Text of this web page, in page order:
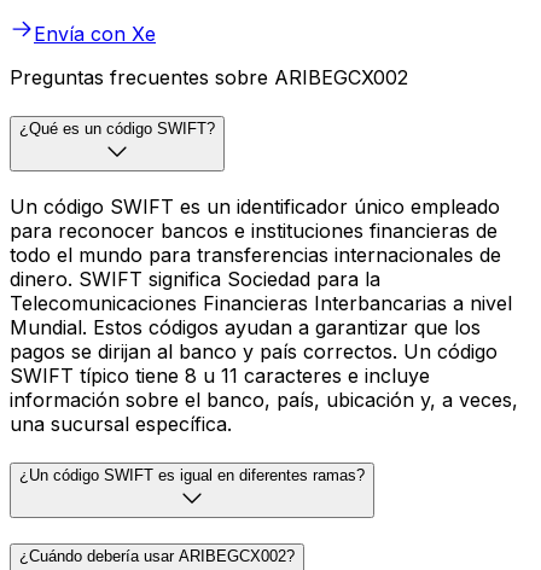
Envía con Xe
Preguntas frecuentes sobre ARIBEGCX002
¿Qué es un código SWIFT?
Un código SWIFT es un identificador único empleado
para reconocer bancos e instituciones financieras de
todo el mundo para transferencias internacionales de
dinero. SWIFT significa Sociedad para la
Telecomunicaciones Financieras Interbancarias a nivel
Mundial. Estos códigos ayudan a garantizar que los
pagos se dirijan al banco y país correctos. Un código
SWIFT típico tiene 8 u 11 caracteres e incluye
información sobre el banco, país, ubicación y, a veces,
una sucursal específica.
¿Un código SWIFT es igual en diferentes ramas?
¿Cuándo debería usar ARIBEGCX002?